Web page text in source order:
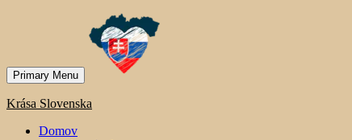
Primary Menu
Krása Slovenska
Domov